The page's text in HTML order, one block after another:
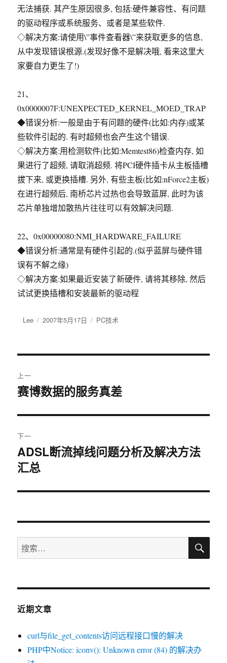
无法捕获. 其产生原因很多, 包括:硬件兼容性、有问题
的驱动程序或系统服务、或者是某些软件.
◇解决方案:请使用\”事件查看器\”来获取更多的信息,
从中发现错误根源.(发现好像不是解决哦, 看来这里大
家要自力更生了!)
21、
0x0000007F:UNEXPECTED_KERNEL_MOED_TRAP
◆错误分析:一般是由于有问题的硬件(比如:内存)或某
些软件引起的. 有时超频也会产生这个错误.
◇解决方案:用检测软件(比如:Memtest86)检查内存, 如
果进行了超频, 请取消超频. 将PCI硬件插卡从主板插槽
拔下来, 或更换插槽. 另外, 有些主板(比如:nForce2主板)
在进行超频后, 南桥芯片过热也会导致蓝屏, 此时为该
芯片单独增加散热片往往可以有效解决问题.
22、0x00000080:NMI_HARDWARE_FAILURE
◆错误分析:通常是有硬件引起的.(似乎蓝屏与硬件错
误有不解之缘)
◇解决方案:如果最近安装了新硬件, 请将其移除, 然后
试试更换插槽和安装最新的驱动程
作
Lee
发
2007年5月17日
分
PC技术
章
航
上一
上
文
章：
赛博数据的服务真差
下一
下
篇
章：
ADSL断流掉线问题分析及解决方法
汇总
搜
索：
搜
近期文章
curl与file_get_contents访问远程接口慢的解决
PHP中Notice: iconv(): Unknown error (84) 的解决办